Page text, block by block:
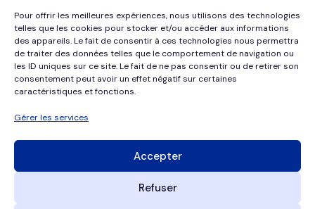
Pour offrir les meilleures expériences, nous utilisons des technologies
telles que les cookies pour stocker et/ou accéder aux informations
des appareils. Le fait de consentir à ces technologies nous permettra
de traiter des données telles que le comportement de navigation ou
les ID uniques sur ce site. Le fait de ne pas consentir ou de retirer son
consentement peut avoir un effet négatif sur certaines
caractéristiques et fonctions.
Gérer les services
Accepter
Refuser
Nos actions
Vos besoins
Nous soutenir
No Result Website Carbon